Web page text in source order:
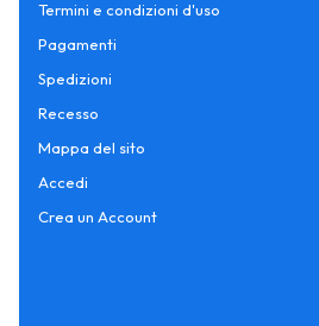
Termini e condizioni d'uso
Pagamenti
Spedizioni
Recesso
Mappa del sito
Accedi
Crea un Account